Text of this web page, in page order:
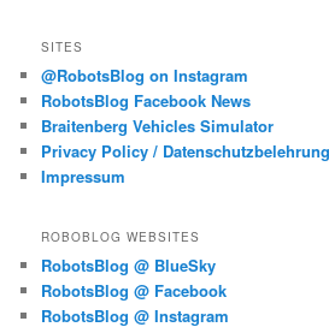
SITES
@RobotsBlog on Instagram
RobotsBlog Facebook News
Braitenberg Vehicles Simulator
Privacy Policy / Datenschutzbelehrung
Impressum
ROBOBLOG WEBSITES
RobotsBlog @ BlueSky
RobotsBlog @ Facebook
RobotsBlog @ Instagram